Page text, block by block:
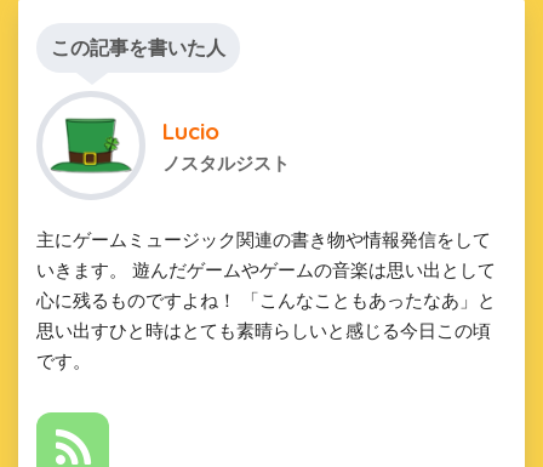
この記事を書いた人
Lucio
ノスタルジスト
主にゲームミュージック関連の書き物や情報発信をして
いきます。 遊んだゲームやゲームの音楽は思い出として
心に残るものですよね！ 「こんなこともあったなあ」と
思い出すひと時はとても素晴らしいと感じる今日この頃
です。